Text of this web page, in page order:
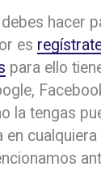
hacer
es
para ello
la tengas
cualquiera